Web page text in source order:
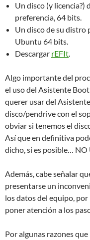
Un disco (y licencia?)
preferencia, 64 bits.
Un disco de su distro
Ubuntu 64 bits.
Descargar rEFIt.
Algo importante del
el uso del Asistente
querer usar del
disco/pendrive con el
obviar si tenemos el
Así que en definitiva
dicho, si es posible… NO
Además, cabe señalar
presentarse un
los datos del equipo,
poner atención a los
Por algunas razones